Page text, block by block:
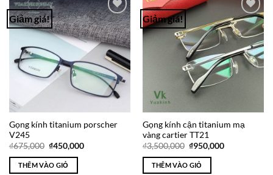
Giảm giá!
Add to
Wishlist
Gọng kính titanium porscher
V245
₫675,000 Giá
là:
₫675,000.
₫450,000Giá
THÊM VÀO GIỎ
Giảm giá!
Add to
Wishlist
Gọng kính cận titanium mạ
vàng cartier TT21
₫3,500,000 Giá
là:
₫3,500,000.
₫950,000Giá
THÊM VÀO GIỎ